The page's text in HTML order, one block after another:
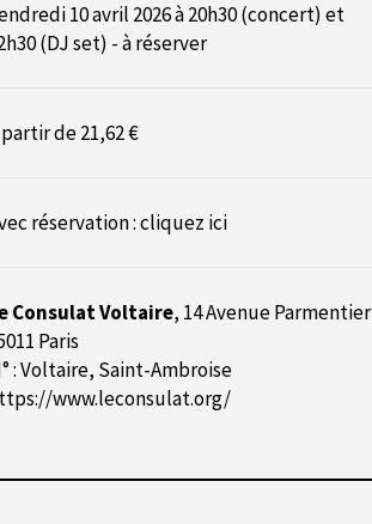
10 avril 2026 à 20h30 (concert) et
(DJ set) - à réserver
de 21,62 €
réservation :cliquez ici
Consulat Voltaire, 14 Avenue Parmentier
Paris
: Voltaire, Saint-Ambroise
www.leconsulat.org/